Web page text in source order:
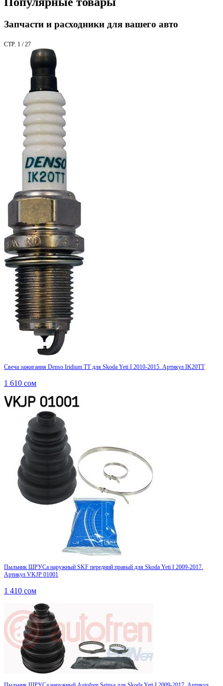
Запчасти и расходники для вашего авто
СТР. 1 / 27
Свеча зажигания Denso Iridium TT для Skoda Yeti I 2010-2015. Артикул IK20TT
1 610 сом
Пыльник ШРУСа наружный SKF передний правый для Skoda Yeti I 2009-2017.
Артикул VKJP 01001
1 410 сом